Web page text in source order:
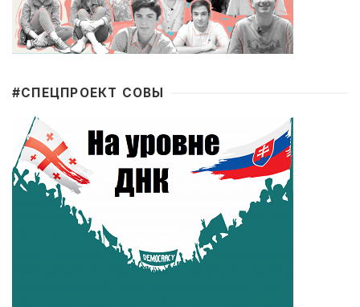
#CПЕЦПРОЕКТ СОВЫ